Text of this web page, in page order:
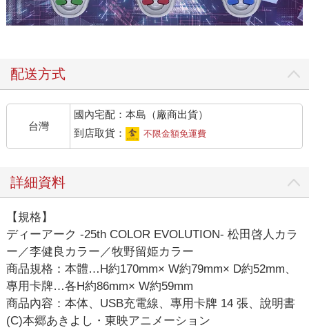
配送方式
台灣
國內宅配：本島（廠商出貨）
到店取貨：
不限金額免運費
詳細資料
【規格】
ディーアーク -25th COLOR EVOLUTION- 松田啓人カラ
ー／李健良カラー／牧野留姫カラー
商品規格：本體…H約170mm× W約79mm× D約52mm、
專用卡牌…各H約86mm× W約59mm
商品內容：本体、USB充電線、專用卡牌 14 張、說明書
(C)本郷あきよし・東映アニメーション